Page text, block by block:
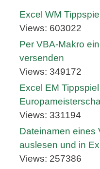
Excel WM
Views: 603022
Per VBA-Makro
versenden
Views: 349172
Excel EM
Views: 331194
Dateinamen eines
auslesen und in
Views: 257386